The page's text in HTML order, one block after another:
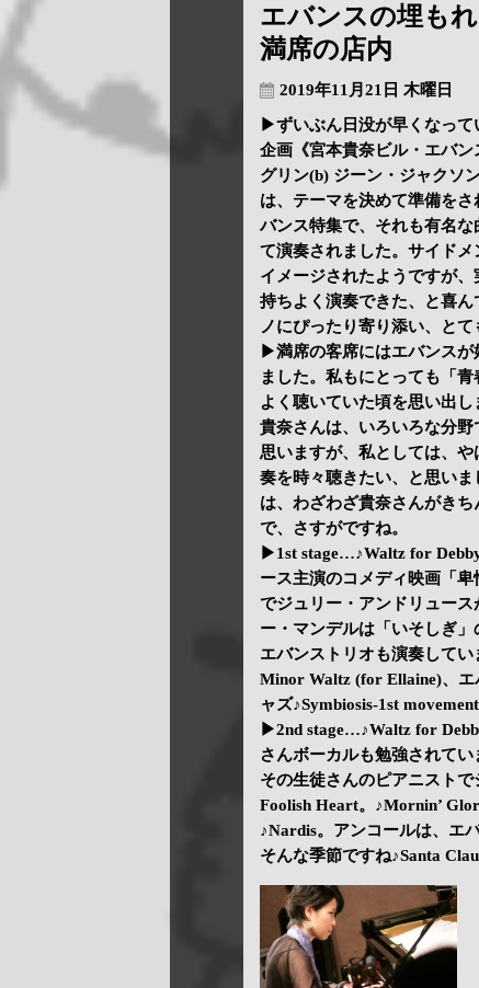
エバンスの埋も
満席の店内
2019年11月21日 木曜日
▶ずいぶん日没が早くなっ
企画《宮本貴奈ビル・エバ
グリン(b) ジーン・ジャクソ
は、テーマを決めて準備を
バンス特集で、それも有名
て演奏されました。サイド
イメージされたようですが
持ちよく演奏できた、と喜
ノにぴったり寄り添い、と
▶満席の客席にはエバンス
ました。私もにとっても「
よく聴いていた頃を思い出
貴奈さんは、いろいろな分
思いますが、私としては、
奏を時々聴きたい、と思い
は、わざわざ貴奈さんがき
で、さすがですね。
▶1st stage…♪Waltz for
ース主演のコメディ映画「
でジュリー・アンドリュー
ー・マンデルは「いそしぎ」
エバンストリオも演奏して
Minor Waltz (for Ellaine)、エ
ャズ♪Symbiosis-1st
▶2nd stage…♪Waltz for
さんボーカルも勉強されて
その生徒さんのピアニスト
Foolish Heart。♪Mornin’
♪Nardis。アンコールは、エ
そんな季節ですね♪Santa